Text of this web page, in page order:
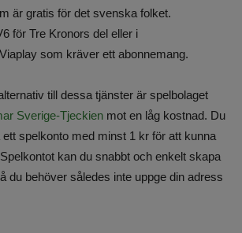
är gratis för det svenska folket.
för Tre Kronors del eller i
som kräver ett abonnemang.
till dessa tjänster är spelbolaget
Sverige-Tjeckien mot en låg kostnad. Du
spelkonto med minst 1 kr för att kunna
kan du snabbt och enkelt skapa
du behöver således inte uppge din adress